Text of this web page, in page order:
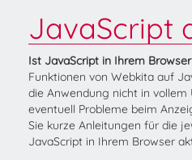
JavaScript
Ist JavaScript in Ihrem
Funktionen von Webkita auf
die Anwendung nicht in
eventuell Probleme beim
Sie kurze Anleitungen für die
JavaScript in Ihrem Browser